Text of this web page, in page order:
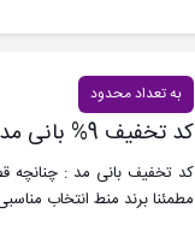
به تعداد محدود
کد تخفیف 9% بانی مد برای محصولات چرمی منط
کد تخفیف بانی مد : چنانچه
مطمئنا برند منط انتخاب